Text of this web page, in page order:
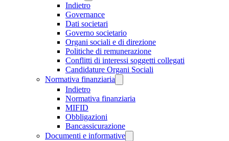
Indietro
Governance
Dati societari
Governo societario
Organi sociali e di direzione
Politiche di remunerazione
Conflitti di interessi soggetti collegati
Candidature Organi Sociali
Normativa finanziaria
Indietro
Normativa finanziaria
MIFID
Obbligazioni
Bancassicurazione
Documenti e informative